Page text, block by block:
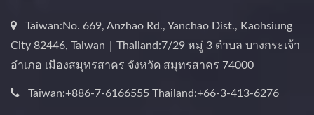
Taiwan:No. 669, Anzhao Rd., Yanchao Dist., Kaohsiung
City 82446, Taiwan｜Thailand:7/29 หมู่ 3 ตำบล บางกระเจ้า
อำเภอ เมืองสมุทรสาคร จังหวัด สมุทรสาคร 74000
Taiwan:+886-7-6166555 Thailand:+66-3-413-6276